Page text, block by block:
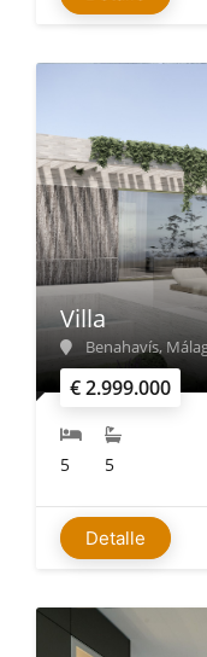
€ 2.999.000
Villa
Benahavís,
5 5
Detalle